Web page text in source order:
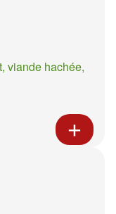
viande hachée,